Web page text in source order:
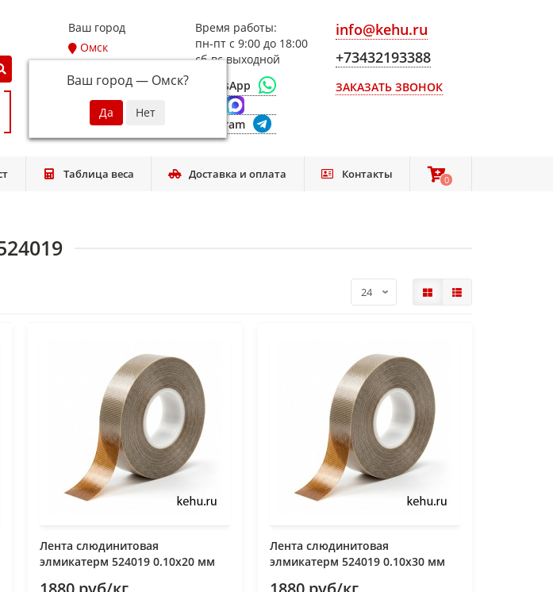
Ваш город
Омск
Ваш город — Омск?
Время работы:
пн-пт с 9:00 до 18:00
сб-вс выходной
WhatsApp
Telegram
info@kehu.ru
+73432193388
ЗАКАЗАТЬ ЗВОНОК
Таблица веса Доставка и оплата Контакты 0
0
Лента слюдинитовая
элмикатерм 524019 0.10х20 мм
Лента слюдинитовая
элмикатерм 524019 0.10х30 мм